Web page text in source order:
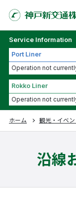
Service Information
Port Liner
Operation not
Rokko Liner
Operation not
ホーム 観光・イベ
沿線